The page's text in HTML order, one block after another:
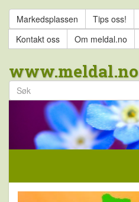
Markedsplassen Tips oss!
Kontakt oss
Om meldal.no
www.meldal.no